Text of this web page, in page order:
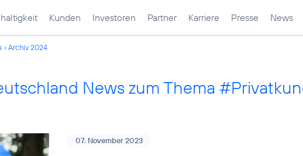
Kunden Investoren Partner Karriere Presse News
Archiv 2024
News zum Thema
07. November 2023